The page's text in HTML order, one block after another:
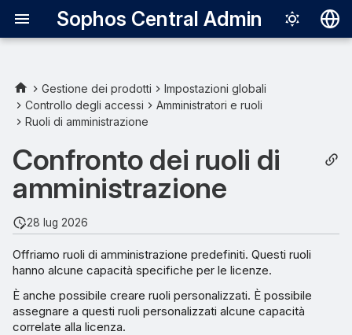
Sophos Central Admin
Italiano
Português
Ruoli predefiniti
Ruoli personalizzati
Capacità correlate alle
licenze
Gestione dei prodotti
Impostazioni globali
Controllo degli accessi
Amministratori e ruoli
Ruoli di amministrazione
Confronto dei ruoli di
amministrazione
28 lug 2026
Offriamo ruoli di amministrazione predefiniti. Questi ruoli
hanno alcune capacità specifiche per le licenze.
È anche possibile creare ruoli personalizzati. È possibile
assegnare a questi ruoli personalizzati alcune capacità
correlate alla licenza.